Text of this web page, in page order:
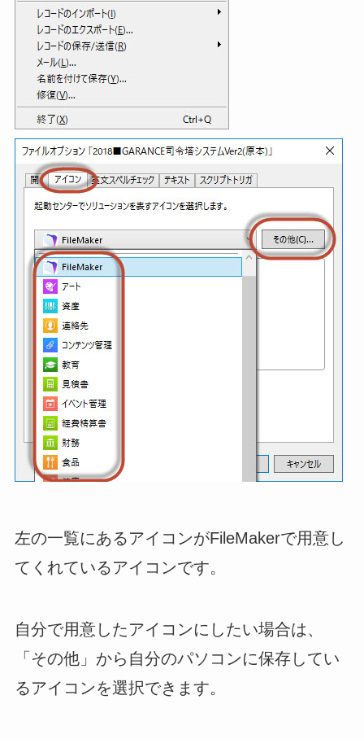
左の一覧にあるアイコンがFileMakerで用意し
てくれているアイコンです。
自分で用意したアイコンにしたい場合は、
「その他」から自分のパソコンに保存してい
るアイコンを選択できます。